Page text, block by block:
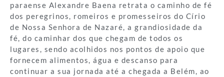
paraense Alexandre Baena retrata o caminho de fé
dos peregrinos, romeiros e promesseiros do Círio
de Nossa Senhora de Nazaré, a grandiosidade da
fé, do caminhar dos que chegam de todos os
lugares, sendo acolhidos nos pontos de apoio que
fornecem alimentos, água e descanso para
continuar a sua jornada até a chegada a Belém, ao